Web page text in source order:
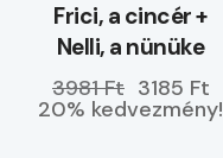
Frici, a cincér +
Nelli, a nünüke
3981 Ft 3185 Ft
20% kedvezmény!